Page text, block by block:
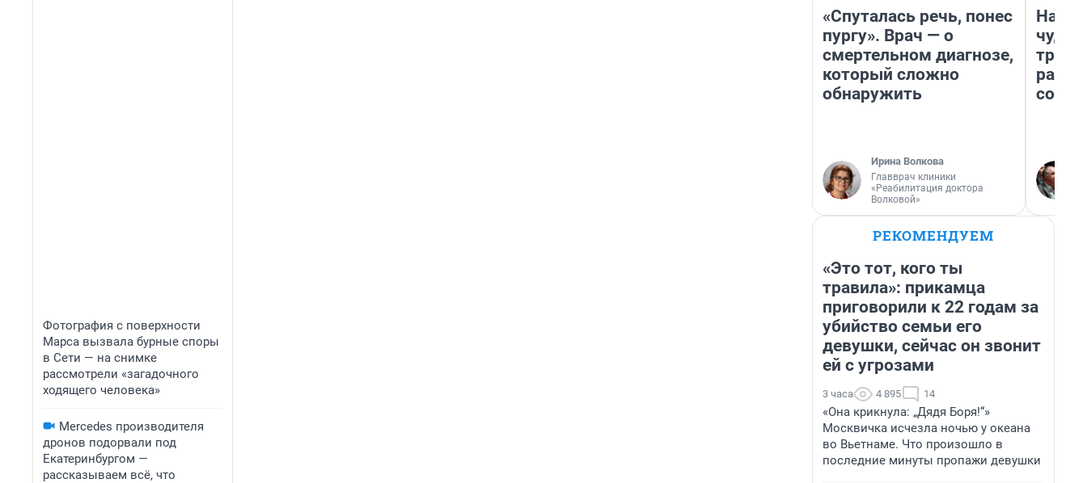
Фотография с поверхности
Марса вызвала бурные споры
в Сети — на снимке
рассмотрели «загадочного
ходящего человека»
Mercedes производителя
дронов подорвали под
Екатеринбургом —
рассказываем всё, что
«Спуталась речь, понес
пургу». Врач — о
смертельном диагнозе,
который сложно
обнаружить
Ирина Волкова
Главврач клиники
«Реабилитация доктора
Волковой»
РЕКОМЕНДУЕМ
«Это тот, кого ты
травила»: прикамца
приговорили к 22 годам за
убийство семьи его
девушки, сейчас он звонит
ей с угрозами
3 часа 4 895 14
«Она крикнула: „Дядя Боря!“»
Москвичка исчезла ночью у океана
во Вьетнаме. Что произошло в
последние минуты пропажи девушки